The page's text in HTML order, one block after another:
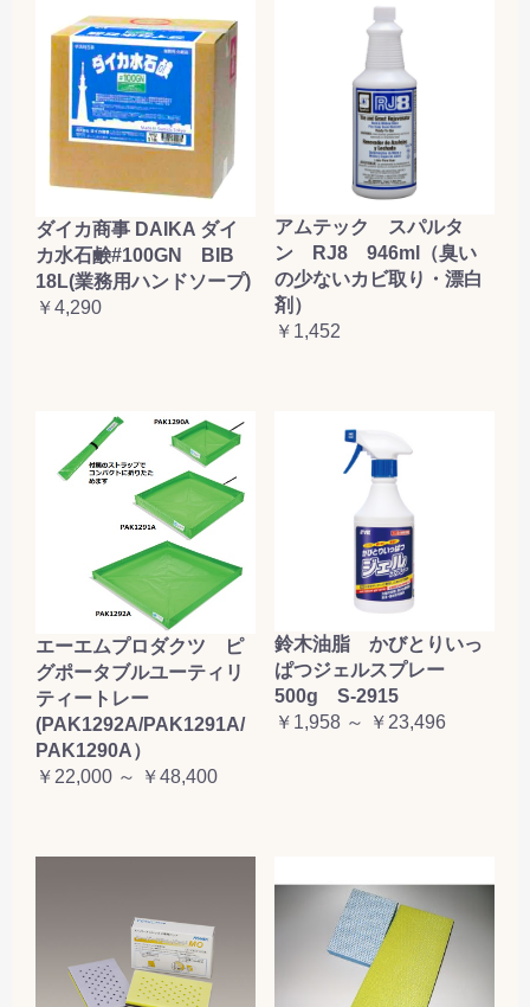
ダイカ商事 DAIKA ダイ
カ水石鹸#100GN BIB
18L(業務用ハンドソープ)
￥4,290
アムテック スパルタ
ン RJ8 946ml（臭い
の少ないカビ取り・漂白
剤）
￥1,452
エーエムプロダクツ ピ
グポータブルユーティリ
ティートレー
(PAK1292A/PAK1291A/
PAK1290A）
￥22,000 ～ ￥48,400
鈴木油脂 かびとりいっ
ぱつジェルスプレー
500g S-2915
￥1,958 ～ ￥23,496